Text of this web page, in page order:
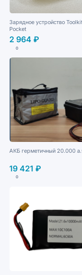
Зарядное устройство
Pocket
2 964 ₽
0
АКБ герметичный 20.000
19 421 ₽
0